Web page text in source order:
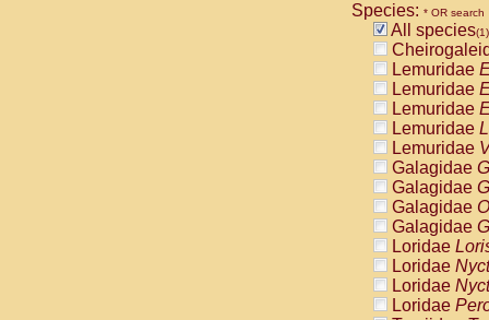
Cebidae
Cebidae
Cebidae
Cebidae
Cebidae
Atelidae
Atelidae
Atelidae
Atelidae
Atelidae
Atelidae
Atelidae
Atelidae
Atelidae
Atelidae
Pitheciidae
Species: * OR search
All species(1)
Lemuridae
Lemuridae
Lemuridae
Lemuridae
Lemuridae
Galagidae
Galagidae
Galagidae
Galagidae
Loridae
Loridae
Loridae
Loridae